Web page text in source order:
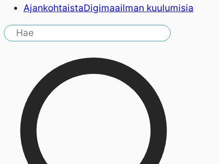
AjankohtaistaDigimaailman kuulumisia